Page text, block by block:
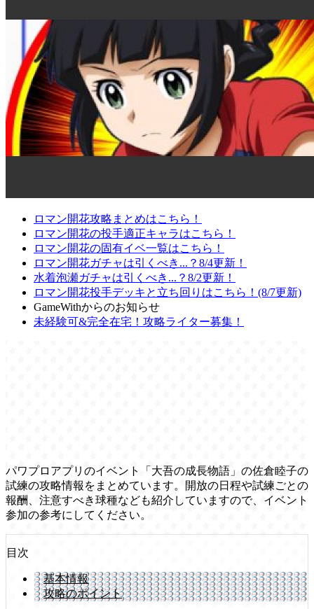
ロマン開花攻略まとめはこちら！
ロマン開花の投手適正キャラはこちら！
ロマン開花の固有イベ一覧はこちら！
ロマン開花ガチャは引くべき...？8/4更新！
水着泡瀬ガチャは引くべき...？8/2更新！
ロマン開花投手デッキと立ち回りはこちら！(8/7更新)
GameWithからのお知らせ
未経験可&完全在宅！攻略ライター募集！
パワプロアプリのイベント「大吾の成長物語」の佐倉睦子の
試練の攻略情報をまとめています。開放の日程や試練ごとの
報酬、注意すべき球種なども紹介していますので、イベント
参加の参考にしてください。
目次
基本情報
攻略のポイント